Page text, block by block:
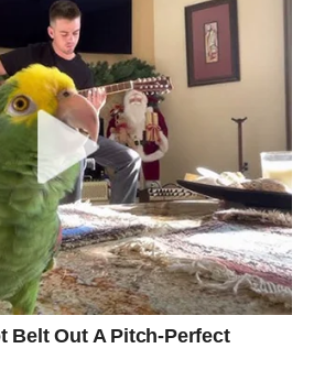
na biljke.
vode, 20 režnjeva češnjaka i
češnjaka, a zatim ih
za češnjak. Zatim zgnječeni
vodom i ostavite da se kuha 5 do
smjesu za prskanje, a zatim
Nakon što se ohladi, možete